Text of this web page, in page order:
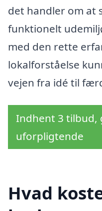
det handler om at
funktionelt
med den rette
lokalforståelse
vejen fra idé til
Indhent 3 tilbud,
uforpligtende
Hvad